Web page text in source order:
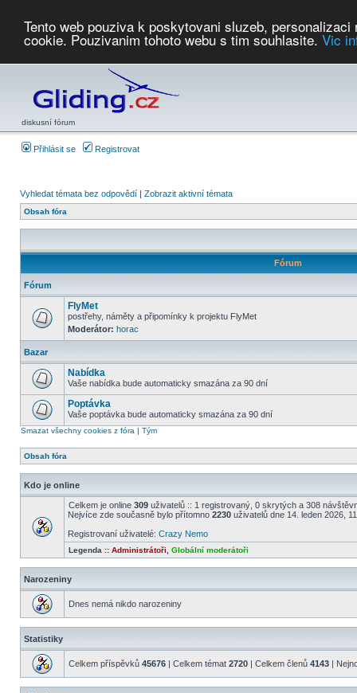
Tento web pouziva k poskytovani sluzeb,
cookie. Pouzivanim tohoto webu s tim souhlasite. Vic
diskusní fórum
Přihlásit se Registrovat
Vyhledat témata bez odpovědí | Zobrazit aktivní témata
Obsah fóra
Fórum
Fórum
FlyMet
postřehy, náměty a připomínky k projektu FlyMet
Moderátor: horac
Bazar
Nabídka
Vaše nabídka bude automaticky smazána za 90 dní
Poptávka
Vaše poptávka bude automaticky smazána za 90 dní
Smazat všechny cookies z fóra | Tým
Obsah fóra
Kdo je online
Celkem je online 309 uživatelů :: 1 registrovaný, 0 skrytých a 308
Nejvíce zde současně bylo přítomno 2230 uživatelů dne 14. leden 2026,
Registrovaní uživatelé: Crazy Nemo
Legenda :: Administrátoři Globální moderátoři
Narozeniny
Dnes nemá nikdo narozeniny
Statistiky
Celkem příspěvků 45676 | Celkem témat 2720 | Celkem členů 4143 |